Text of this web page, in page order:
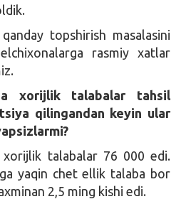
topshirish masalasini
rasmiy xatlar
xorijlik talabalar tahsil
qilingandan keyin ular
talabalar 76 000 edi.
yaqin chet ellik talaba bor
2,5 ming kishi edi.